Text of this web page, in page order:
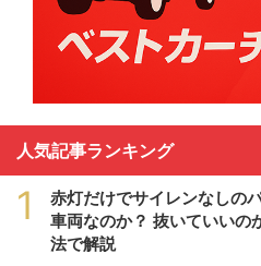
人気記事ランキング
1
赤灯だけでサイレンなしの
車両なのか？ 抜いていいの
法で解説